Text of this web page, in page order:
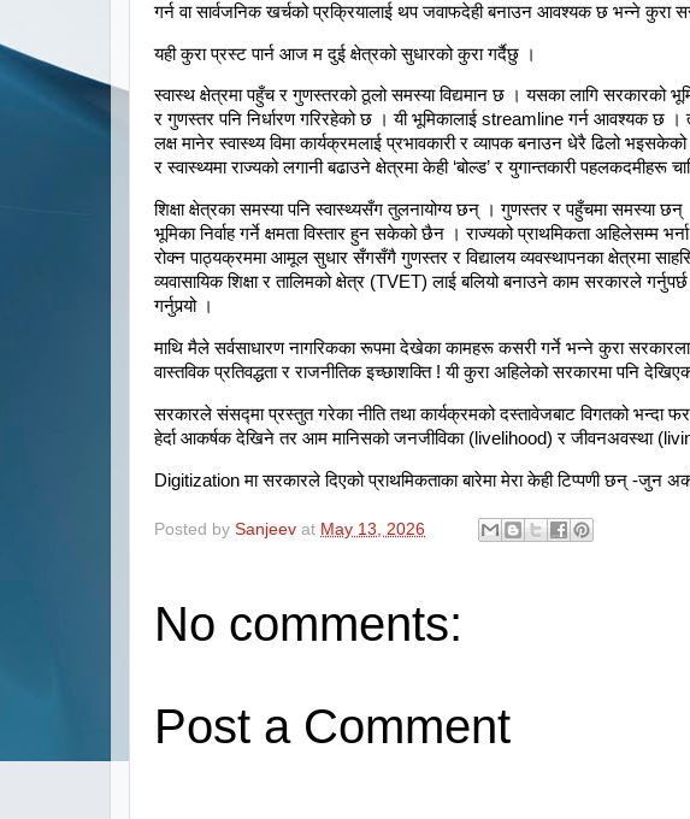
गर्न वा सार्वजनिक खर्चको प्रक्रियालाई थप जवाफदेही बनाउन आवश्यक छ भन्ने कुरा
यही कुरा प्रस्ट पार्न आज म दुई क्षेत्रको सुधारको कुरा गर्दैछु ।
स्वास्थ क्षेत्रमा पहुँच र गुणस्तरको ठूलो समस्या विद्यमान छ । यसका लागि
र गुणस्तर पनि निर्धारण गरिरहेको छ । यी भूमिकालाई streamline गर्न आवश्यक छ
लक्ष मानेर स्वास्थ्य विमा कार्यक्रमलाई प्रभावकारी र व्यापक बनाउन धेरै ढिलो
र स्वास्थ्यमा राज्यको लगानी बढाउने क्षेत्रमा केही ‘बोल्ड’ र युगान्तकारी पहलकदमीहरू
शिक्षा क्षेत्रका समस्या पनि स्वास्थ्यसँग तुलनायोग्य छन् । गुणस्तर र पहुँचमा समस्या
भूमिका निर्वाह गर्ने क्षमता विस्तार हुन सकेको छैन । राज्यको प्राथमिकता अहिलेसम्म
रोक्न पाठ्यक्रममा आमूल सुधार सँगसँगै गुणस्तर र विद्यालय व्यवस्थापनका क्षेत्रमा
व्यवासायिक शिक्षा र तालिमको क्षेत्र (TVET) लाई बलियो बनाउने काम सरकारले गर्नुपर्छ
गर्नुपर्‍यो ।
माथि मैले सर्वसाधारण नागरिकका रूपमा देखेका कामहरू कसरी गर्ने भन्ने कुरा
वास्तविक प्रतिवद्धता र राजनीतिक इच्छाशक्ति ! यी कुरा अहिलेको सरकारमा पनि
सरकारले संसद्मा प्रस्तुत गरेका नीति तथा कार्यक्रमको दस्तावेजबाट विगतको
हेर्दा आकर्षक देखिने तर आम मानिसको जनजीविका (livelihood) र जीवनअवस्था
Digitization मा सरकारले दिएको प्राथमिकताका बारेमा मेरा केही टिप्पणी छन् -जुन
Posted by Sanjeev at May 13, 2026
No comments:
Post a Comment